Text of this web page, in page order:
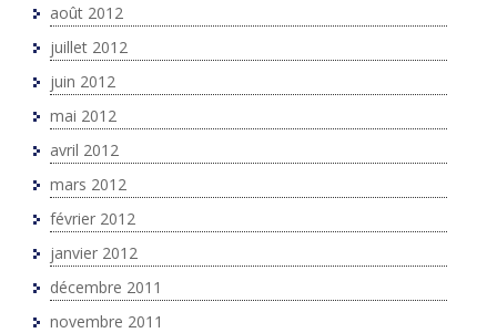
août 2012
juillet 2012
juin 2012
mai 2012
avril 2012
mars 2012
février 2012
janvier 2012
décembre 2011
novembre 2011